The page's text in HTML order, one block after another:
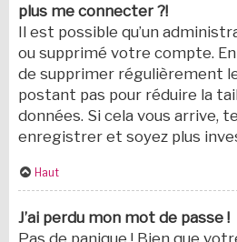
plus me connecter ?!
Il est possible qu’un
ou supprimé votre compte.
de supprimer régulièrement
postant pas pour réduire la
données. Si cela vous arrive,
enregistrer et soyez plus
Haut
J’ai perdu mon mot de passe !